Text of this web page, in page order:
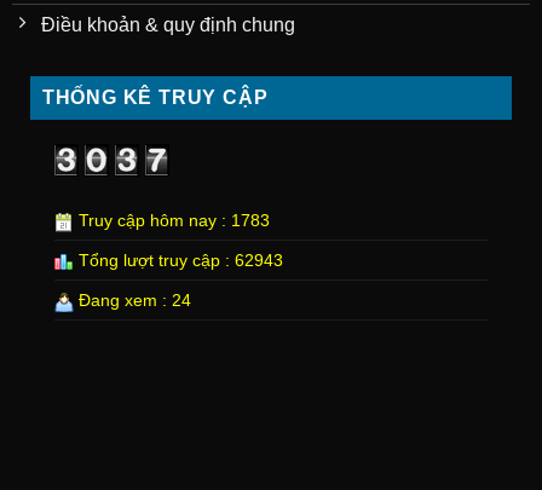
Điều khoản & quy định chung
THỐNG KÊ TRUY CẬP
Truy cập hôm nay : 1783
Tổng lượt truy cập : 62943
Đang xem : 24